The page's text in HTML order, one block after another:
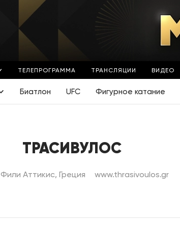
ТЕЛЕПРОГРАММА ТРАНСЛЯЦИИ ВИДЕО
Биатлон UFC Фигурное катание
ТРАСИВУЛОС
Фили Аттикис, Греция www.thrasivoulos.gr